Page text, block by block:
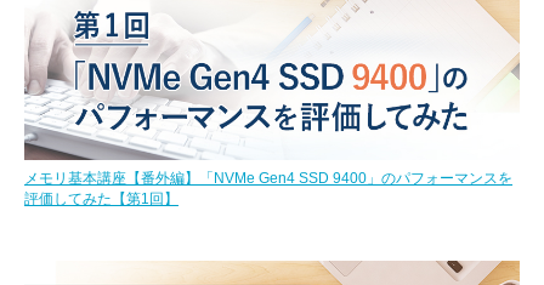
メモリ基本講座【番外編】「NVMe Gen4 SSD 9400」のパフォーマンスを
評価してみた【第1回】